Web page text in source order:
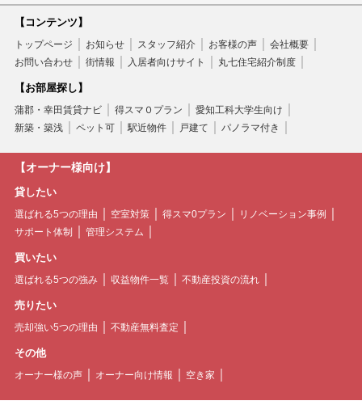
【コンテンツ】
トップページ お知らせ スタッフ紹介 お客様の声
会社概要
お問い合わせ
街情報 入居者向けサイト 丸七住宅紹介制度
【お部屋探し】
蒲郡・幸田賃貸ナビ 得スマ０プラン
愛知工科大学生向け
新築・築浅
ペット可 駅近物件 戸建て パノラマ付き
【オーナー様向け】
貸したい
選ばれる5つの理由 空室対策 得スマ0プラン
リノベーション事例
サポート体制
管理システム
買いたい
選ばれる5つの強み 収益物件一覧 不動産投資の流れ
売りたい
売却強い5つの理由 不動産無料査定
その他
オーナー様の声 オーナー向け情報 空き家